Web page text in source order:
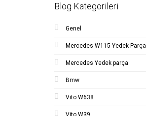
Blog Kategorileri
Genel
Mercedes W115 Yedek Parça
Mercedes Yedek parça
Bmw
Vito W638
Vito W39